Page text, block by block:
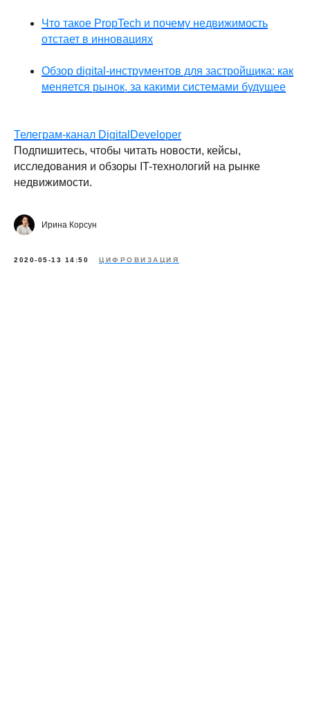
Что такое PropTech и почему недвижимость
отстает в инновациях
Обзор digital-инструментов для застройщика: как
меняется рынок, за какими системами будущее
Телеграм-канал DigitalDeveloper
Подпишитесь, чтобы читать новости, кейсы,
исследования и обзоры IT-технологий на рынке
недвижимости.
Ирина Корсун
2020-05-13 14:50 ЦИФРОВИЗАЦИЯ